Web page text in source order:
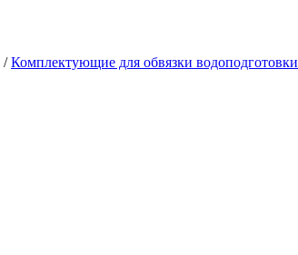
/Комплектующие для обвязки водоподготовки